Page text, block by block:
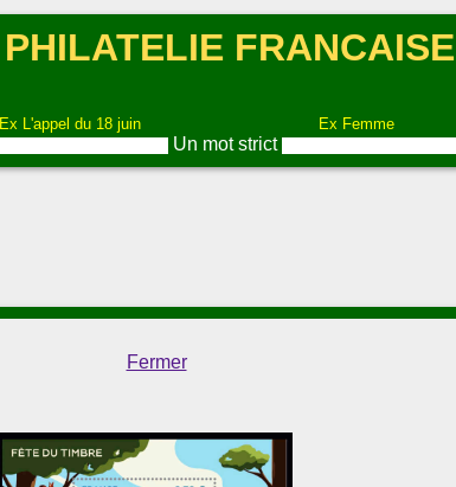
PHILATELIE FRANCAISE
Ex L'appel du 18 juin Ex Femme
Un mot strict
Fermer